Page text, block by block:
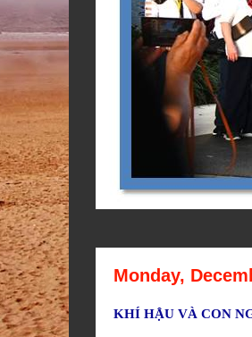
Monday,
KHÍ HẬU VÀ CON